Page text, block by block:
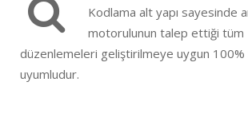
Kodlama alt yapı sayesinde
motorulunun talep ettiği tüm
düzenlemeleri geliştirilmeye uygun 100%
uyumludur.